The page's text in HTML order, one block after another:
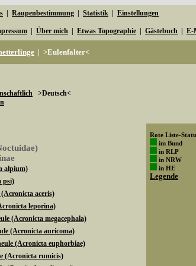
Raupenbestimmung Statistik Einstellungen
Über mich Etwas Topographie Gästebuch E-
| >Eulenfalter<
>Deutsch<
alpium)
psi)
aceris)
leporina)
(Acronicta megacephala)
(Acronicta auricoma)
(Acronicta euphorbiae)
(Acronicta rumicis)
Rote Liste-
im Bund
in RLP
in NRW
in HE
Legende